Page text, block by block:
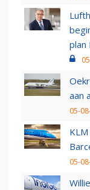
plan
aan
05-
05-